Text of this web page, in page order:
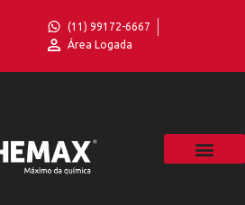
(11) 99172-6667
Área Logada